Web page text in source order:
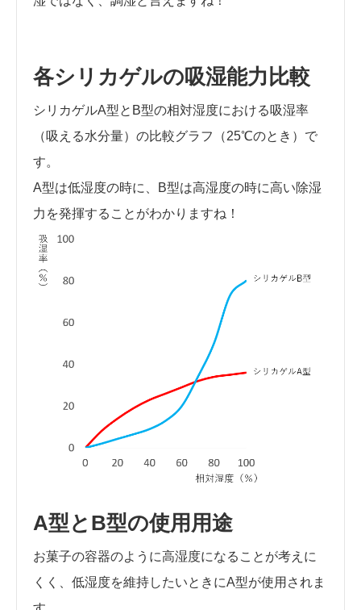
各シリカゲルの吸湿能力比較
シリカゲルA型とB型の相対湿度における吸湿率
（吸える水分量）の比較グラフ（25℃のとき）で
す。
A型は低湿度の時に、B型は高湿度の時に高い除湿
力を発揮することがわかりますね！
A型とB型の使用用途
お菓子の容器のように高湿度になることが考えに
くく、低湿度を維持したいときにA型が使用されま